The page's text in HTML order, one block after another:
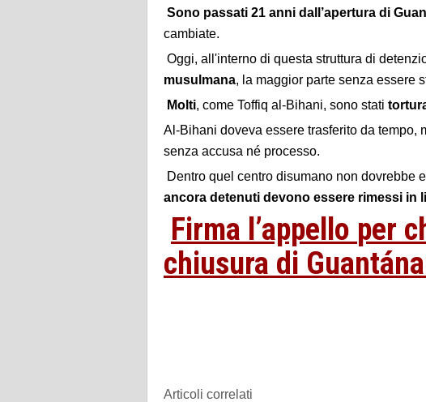
Sono passati 21 anni dall’apertura di
cambiate.
Oggi, all'interno di questa struttura di
musulmana, la maggior parte senza essere
Molti, come Toffiq al-Bihani, sono stati
Al-Bihani doveva essere trasferito da tempo,
senza accusa né processo.
Dentro quel centro disumano non dovrebbe
ancora detenuti devono essere rimessi in
Firma l’appello per
chiusura di
Articoli correlati